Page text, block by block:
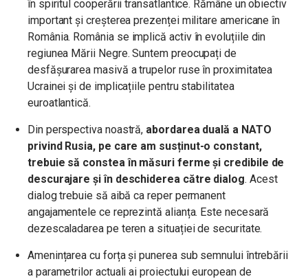
în spiritul cooperării transatlantice. Rămâne un obiectiv
important și creșterea prezenței militare americane în
România. România se implică activ în evoluțiile din
regiunea Mării Negre. Suntem preocupați de
desfășurarea masivă a trupelor ruse în proximitatea
Ucrainei și de implicațiile pentru stabilitatea
euroatlantică.
Din perspectiva noastră, abordarea duală a NATO
privind Rusia, pe care am susținut-o constant,
trebuie să constea în măsuri ferme și credibile de
descurajare și în deschiderea către dialog. Acest
dialog trebuie să aibă ca reper permanent
angajamentele ce reprezintă alianța. Este necesară
dezescaladarea pe teren a situației de securitate.
Amenințarea cu forța și punerea sub semnului întrebării
a parametrilor actuali ai proiectului european de